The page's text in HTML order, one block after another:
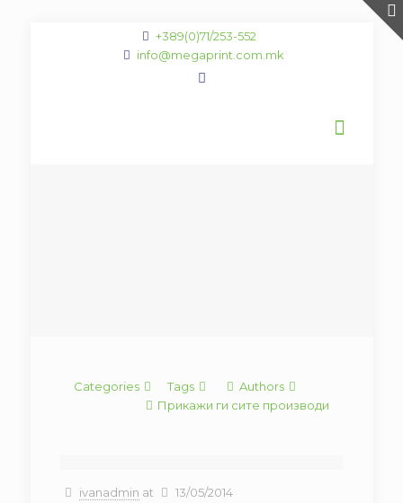
+389(0)71/253-552
info@megaprint.com.mk
Categories Tags
Authors
Прикажи ги сите производи
ivanadmin at 13/05/2014